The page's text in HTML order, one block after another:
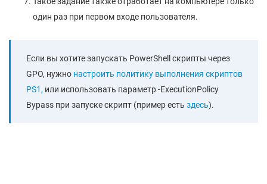
один раз при первом входе пользователя.
Если вы хотите запускать PowerShell скрипты через
GPO, нужно настроить политику выполнения скриптов
PS1, или использовать параметр -ExecutionPolicy
Bypass при запуске скрипт (пример есть здесь).